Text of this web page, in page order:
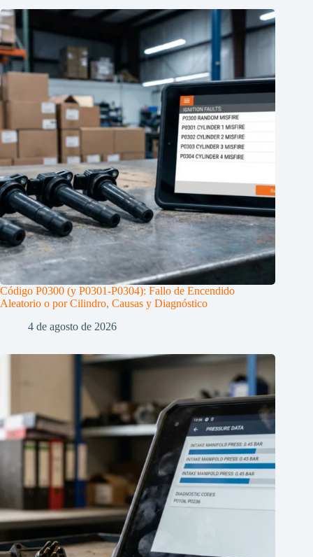
Código P0300 (y P0301-P0304): Fallo de Encendido
Aleatorio o por Cilindro, Causas y Diagnóstico
4 de agosto de 2026